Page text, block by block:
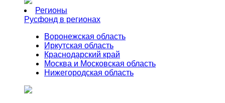
Регионы
Русфонд в регионах
Воронежская область
Иркутская область
Краснодарский край
Москва и Московская область
Нижегородская область